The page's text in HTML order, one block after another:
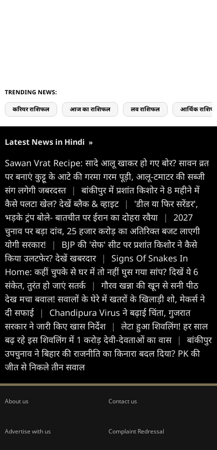
TRENDING NEWS:
करियर राशिफल आज का राशिफल लव राशिफल आर्थिक
Latest News in Hindi »
Sawan Vrat Recipe: सादे आलू खाकर हो गए बोर? सावन व्रत
पर बनाएं कुट्टू के आटे की गरमा गरम पूड़ी, आलू-टमाटर की सब्जी
संग लगेगी जबरदस्त |
बांकीपुर में प्रशांत किशोर ने 8 महीने में
कैसे पलटा खेल? देखें ब्लैक & व्हाइट |
'डील या फिर सरेंडर',
भड़के ट्रंप बोले- बातचीत पर ईरान का दोहरा रवैया
|
2027
चुनाव पर बड़ा दांव, 25 हजार करोड़ का अतिरिक्त बजट लाएगी
योगी सरकार!
|
BJP की 'सेफ' सीट पर प्रशांत किशोर ने कैसे
किया उलटफेर? देखें खबरदार |
Signs Of Snakes In
Home: कहीं चुपके से घर में तो नहीं घुस गया सांप? दिखें ये 6
संकेत, तुरंत हो जाएं सतर्क
|
गौरव खन्ना की खून से सनी पीठ
देख मचा बवाल! सवालों के घेरे में खतरों के खिलाड़ी शो, मेकर्स ने
दी सफाई
|
Chandipura Virus ने बढ़ाई चिंता, गुजरात
सरकार ने जारी किए खास निर्देश |
लेटा हुआ शिवलिंग! हर साल
बढ़ रहे इस शिवलिंग में 1 करोड़ देवी-देवताओं का वास |
बांकीपुर
उपचुनाव ने बिहार की राजनीति का किनारा बदल दिया? PK की
जीत से निकले तीन सवाल
About us Contact us
Advertise with us Complaint Redressal